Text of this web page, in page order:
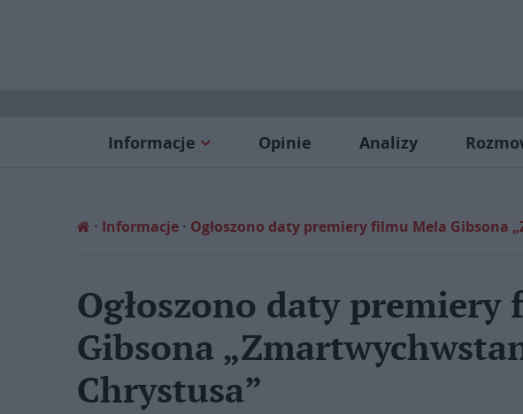
Informacje Opinie Analizy
Informacje Ogłoszono daty premiery filmu Mela Gibsona
Ogłoszono daty
Gibsona
Chrystusa”